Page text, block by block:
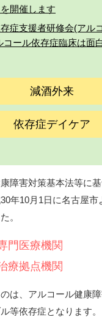
開催します
症支援者研修会(アル
ール依存症臨床は面
減酒外来
依存症デイケア
障害対策基本法等に
年10月1日に名古屋市
。
門医療機関
療拠点機関
は、アルコール健康
等依存症となります。